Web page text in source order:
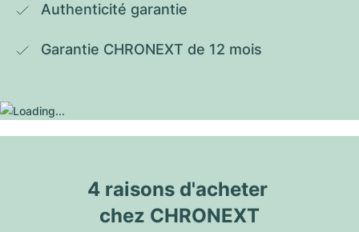
Authenticité garantie
Garantie CHRONEXT de 12 mois
4 raisons d'acheter
chez CHRONEXT